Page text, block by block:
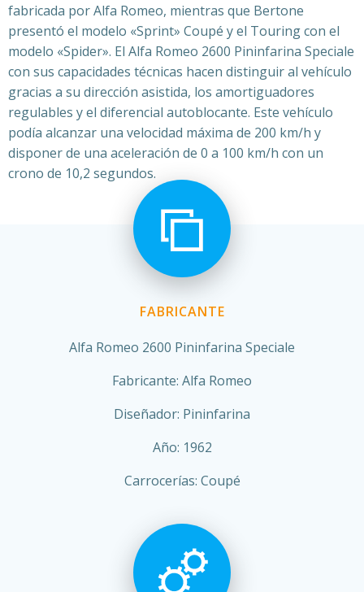
fabricada por Alfa Romeo, mientras que Bertone
presentó el modelo «Sprint» Coupé y el Touring con el
modelo «Spider». El Alfa Romeo 2600 Pininfarina Speciale
con sus capacidades técnicas hacen distinguir al vehículo
gracias a su dirección asistida, los amortiguadores
regulables y el diferencial autoblocante. Este vehículo
podía alcanzar una velocidad máxima de 200 km/h y
disponer de una aceleración de 0 a 100 km/h con un
crono de 10,2 segundos.
FABRICANTE
Alfa Romeo 2600 Pininfarina Speciale
Fabricante: Alfa Romeo
Diseñador: Pininfarina
Año: 1962
Carrocerías: Coupé